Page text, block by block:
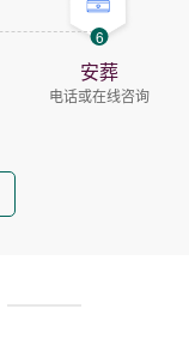
6
安葬
电话或在线咨询